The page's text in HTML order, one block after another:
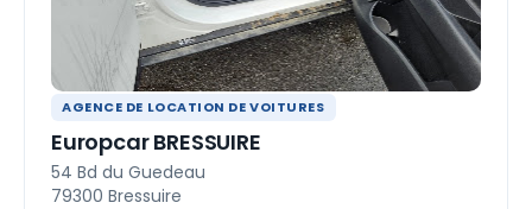
AGENCE DE LOCATION DE VOITURES
Europcar BRESSUIRE
54 Bd du Guedeau
79300 Bressuire